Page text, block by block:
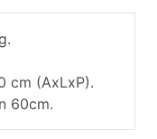
cm (AxLxP).
60cm.